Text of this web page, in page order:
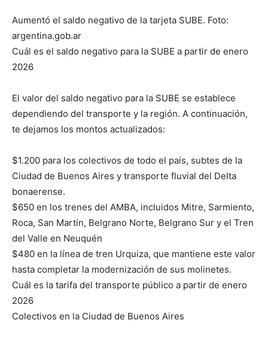
Aumentó el saldo negativo de la tarjeta SUBE. Foto:
argentina.gob.ar
Cuál es el saldo negativo para la SUBE a partir de enero
2026
El valor del saldo negativo para la SUBE se establece
dependiendo del transporte y la región. A continuación,
te dejamos los montos actualizados:
$1.200 para los colectivos de todo el país, subtes de la
Ciudad de Buenos Aires y transporte fluvial del Delta
bonaerense.
$650 en los trenes del AMBA, incluidos Mitre, Sarmiento,
Roca, San Martín, Belgrano Norte, Belgrano Sur y el Tren
del Valle en Neuquén
$480 en la línea de tren Urquiza, que mantiene este valor
hasta completar la modernización de sus molinetes.
Cuál es la tarifa del transporte público a partir de enero
2026
Colectivos en la Ciudad de Buenos Aires